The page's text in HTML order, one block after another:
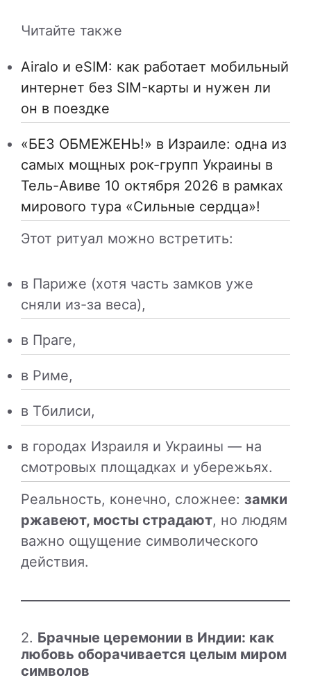
Читайте также
Airalo и eSIM: как работает мобильный
интернет без SIM-карты и нужен ли
он в поездке
«БЕЗ ОБМЕЖЕНЬ!» в Израиле: одна из
самых мощных рок-групп Украины в
Тель-Авиве 10 октября 2026 в рамках
мирового тура «Сильные сердца»!
Этот ритуал можно встретить:
в Париже (хотя часть замков уже
сняли из-за веса),
в Праге,
в Риме,
в Тбилиси,
в городах Израиля и Украины — на
смотровых площадках и убережьях.
Реальность, конечно, сложнее: замки
ржавеют, мосты страдают, но людям
важно ощущение символического
действия.
2. Брачные церемонии в Индии: как
любовь оборачивается целым миром
символов